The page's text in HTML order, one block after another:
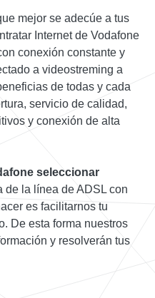
mejor se adecúe a tus
Internet de Vodafone
conexión constante y
a videostreming a
de todas y cada
servicio de calidad,
y conexión de alta
seleccionar
de la línea de ADSL con
es facilitarnos tu
De esta forma nuestros
y resolverán tus